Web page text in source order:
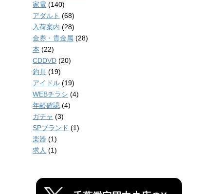
家電 (140)
アダルト (68)
入荷案内 (28)
金券・貴金属 (28)
本 (22)
CDDVD (20)
釣具 (19)
アイドル (19)
WEBチラシ (4)
年齢確認 (4)
ガチャ (3)
SPブランド (1)
楽器 (1)
求人 (1)